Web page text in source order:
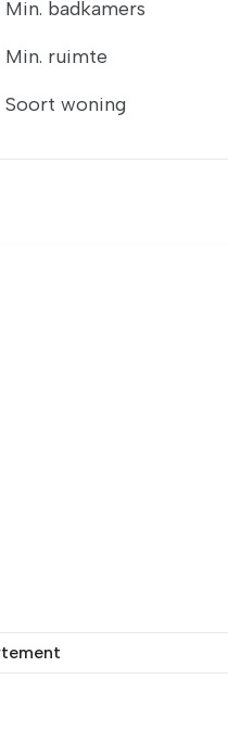
Min. badkamers
Min. ruimte
Soort woning